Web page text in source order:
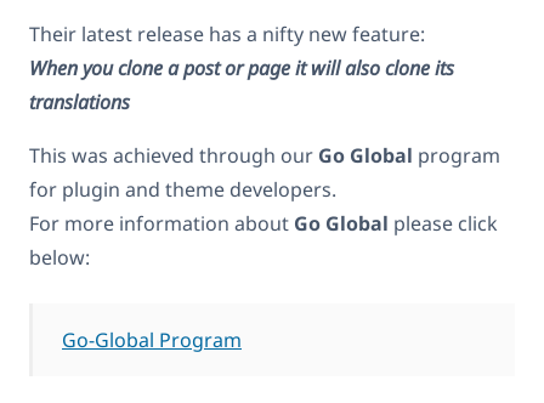
Their latest release has a nifty new feature:
When you clone a post or page it will also clone its
translations
This was achieved through our Go Global program
for plugin and theme developers.
For more information about Go Global please click
below:
Go-Global Program